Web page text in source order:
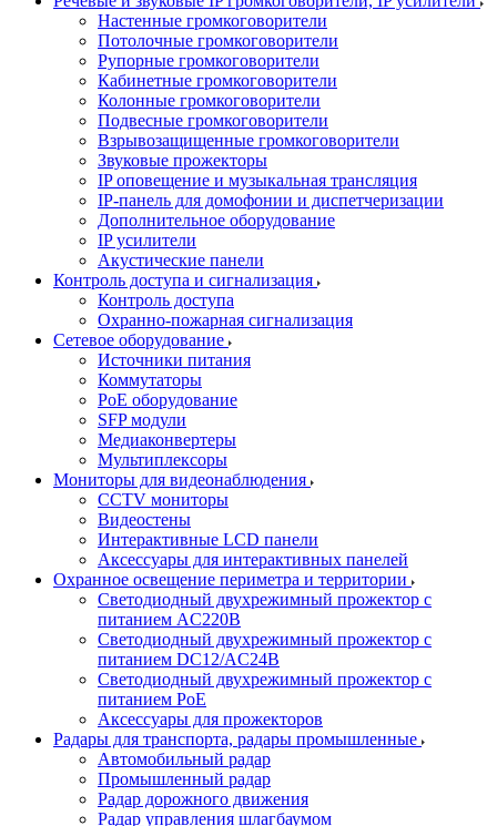
Настенные громкоговорители
Потолочные громкоговорители
Рупорные громкоговорители
Кабинетные громкоговорители
Колонные громкоговорители
Подвесные громкоговорители
Взрывозащищенные громкоговорители
Звуковые прожекторы
IP оповещение и музыкальная трансляция
IP-панель для домофонии и диспетчеризации
Дополнительное оборудование
IP усилители
Акустические панели
Контроль доступа и сигнализация
Контроль доступа
Охранно-пожарная сигнализация
Сетевое оборудование
Источники питания
Коммутаторы
PoE оборудование
SFP модули
Медиаконвертеры
Мультиплексоры
Мониторы для видеонаблюдения
CCTV мониторы
Видеостены
Интерактивные LCD панели
Аксессуары для интерактивных панелей
Охранное освещение периметра и территории
Светодиодный двухрежимный прожектор с
питанием AC220В
Светодиодный двухрежимный прожектор с
питанием DC12/AC24В
Светодиодный двухрежимный прожектор с
питанием PoE
Аксессуары для прожекторов
Радары для транспорта, радары промышленные
Автомобильный радар
Промышленный радар
Радар дорожного движения
Радар управления шлагбаумом